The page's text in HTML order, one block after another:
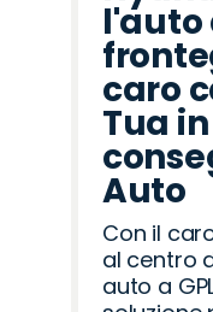
l'auto
caro
Tua
Auto
Con il
al centro
auto a